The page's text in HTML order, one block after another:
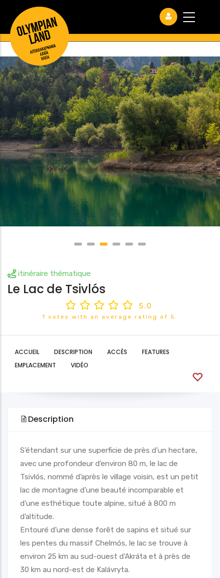
itinéraire thématique
Le Lac de Tsivlós
5.0
1 votes with an average rating of 5.
ACCUEIL DESCRIPTION ACCÈS
FEATURES
EMPLACEMENT
VIDÉO
Description
S’étendant sur une superficie de près d’un hectare,
avec une profondeur d’environ 80 m, le lac de
Tsivlós, nommé d’après le village voisin, est un petit
lac de montagne d’une beauté incomparable et
d’une esthétique toute alpine, situé à 800 m
d’altitude.
Entouré d’une dense forêt de sapins et situé sur
les pentes du massif Chelmós, le lac se trouve à
environ 25 km au sud-ouest d’Akráta et à près de
30 km au nord-est de Kalávryta.